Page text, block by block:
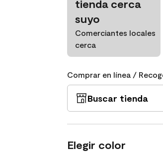
tienda cerca
suyo
Comerciantes locales
cerca
Comprar en línea /
Buscar tienda
Elegir color